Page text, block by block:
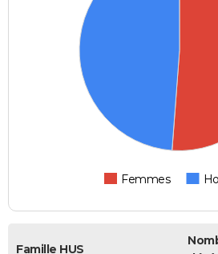
Femmes
Famille HUS